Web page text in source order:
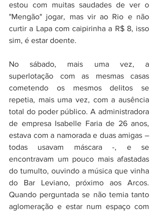
estou com muitas saudades de ver o
"Mengão" jogar, mas vir ao Rio e não
curtir a Lapa com caipirinha a R$ 8, isso
sim, é estar doente.
No sábado, mais uma vez, a
superlotação com as mesmas casas
cometendo os mesmos delitos se
repetia, mais uma vez, com a ausência
total do poder público. A administradora
de empresa Isabelle Faria de 26 anos,
estava com a namorada e duas amigas –
todas usavam máscara -, e se
encontravam um pouco mais afastadas
do tumulto, ouvindo a música que vinha
do Bar Leviano, próximo aos Arcos.
Quando perguntada se não temia tanto
aglomeração e estar num espaço com